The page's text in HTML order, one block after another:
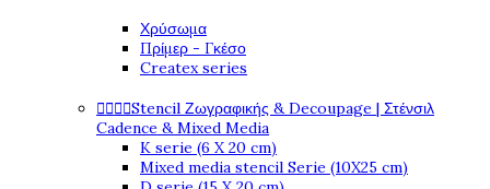
Χρύσωμα
Πρίμερ - Γκέσο
Createx series
Stencil Ζωγραφικής & Decoupage | Στένσιλ
Cadence & Mixed Media
K serie (6 X 20 cm)
Mixed media stencil Serie (10X25 cm)